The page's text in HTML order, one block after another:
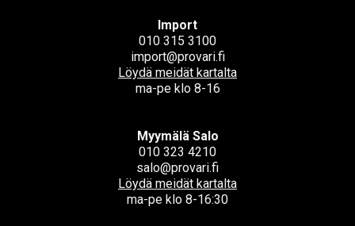
Import
010 315 3100
import@provari.fi
Löydä meidät kartalta
ma-pe klo 8-16
Myymälä Salo
010 323 4210
salo@provari.fi
Löydä meidät kartalta
ma-pe klo 8-16:30